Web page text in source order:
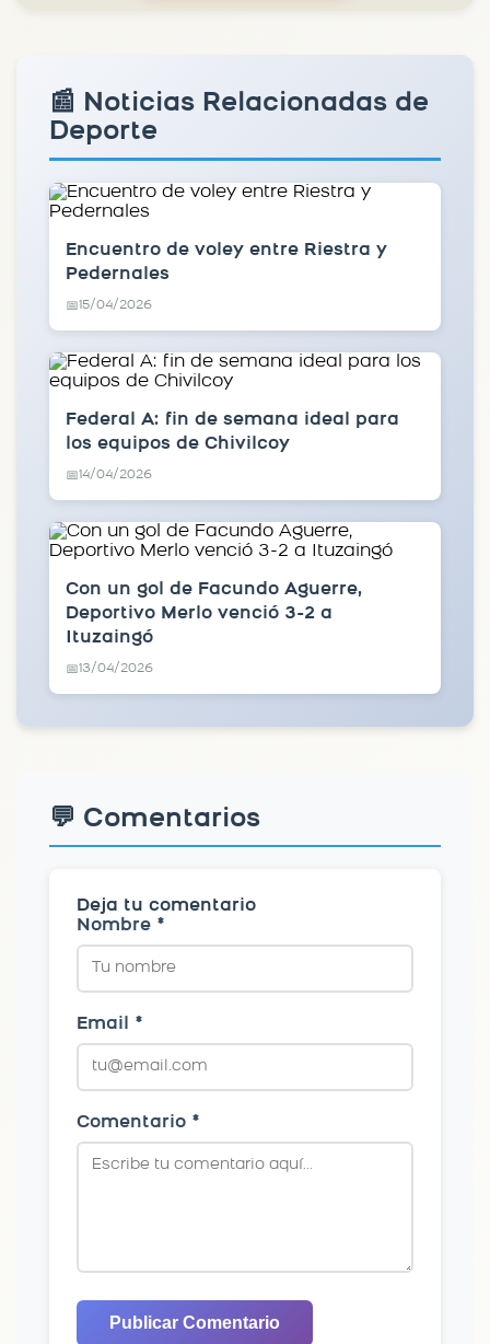
📰 Noticias Relacionadas de
Deporte
Encuentro de voley entre Riestra y
Pedernales
📅15/04/2026
Federal A: fin de semana ideal para
los equipos de Chivilcoy
📅14/04/2026
Con un gol de Facundo Aguerre,
Deportivo Merlo venció 3-2 a
Ituzaingó
📅13/04/2026
💬 Comentarios
Deja tu comentario
Nombre *
Email *
Comentario *
Publicar Comentario